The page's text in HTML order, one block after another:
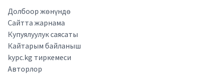
Долбоор жөнүндө
Сайтта жарнама
Купуялуулук саясаты
Кайтарым байланыш
kypc.kg тиркемеси
Авторлор